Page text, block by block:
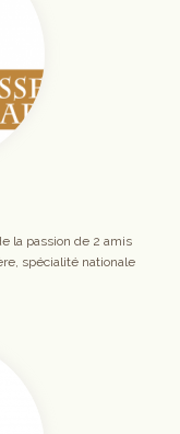
la passion de 2 amis
spécialité nationale